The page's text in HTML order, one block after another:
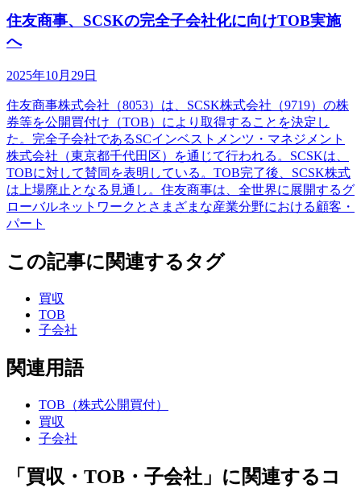
住友商事、SCSKの完全子会社化に向けTOB実施
へ
2025年10月29日
住友商事株式会社（8053）は、SCSK株式会社（9719）の株
券等を公開買付け（TOB）により取得することを決定し
た。完全子会社であるSCインベストメンツ・マネジメント
株式会社（東京都千代田区）を通じて行われる。SCSKは、
TOBに対して賛同を表明している。TOB完了後、SCSK株式
は上場廃止となる見通し。住友商事は、全世界に展開するグ
ローバルネットワークとさまざまな産業分野における顧客・
パート
この記事に関連するタグ
買収
TOB
子会社
関連用語
TOB（株式公開買付）
買収
子会社
「買収・TOB・子会社」に関連するコ